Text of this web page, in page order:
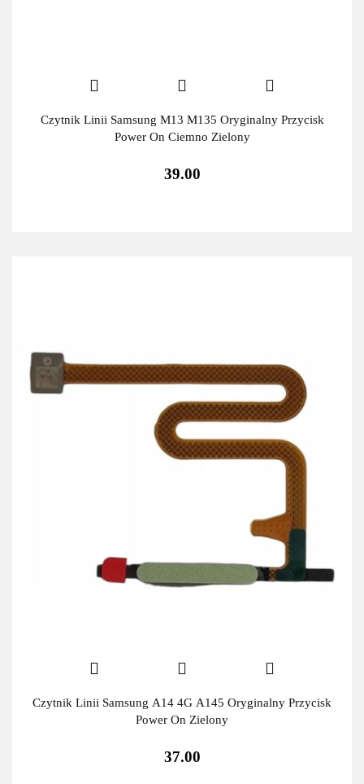
Czytnik Linii Samsung M13 M135 Oryginalny Przycisk
Power On Ciemno Zielony
39.00
Czytnik Linii Samsung A14 4G A145 Oryginalny Przycisk
Power On Zielony
37.00